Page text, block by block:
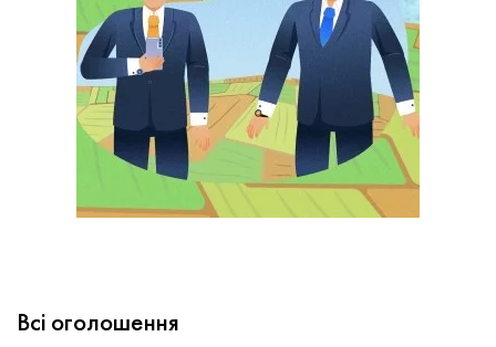
Всі оголошення
Немає облікового запису?
Зареєструватися
УВІЙТИ
обробку персональних даних.
ЗАМОВИТИ КОНСУЛЬТАЦІЮ